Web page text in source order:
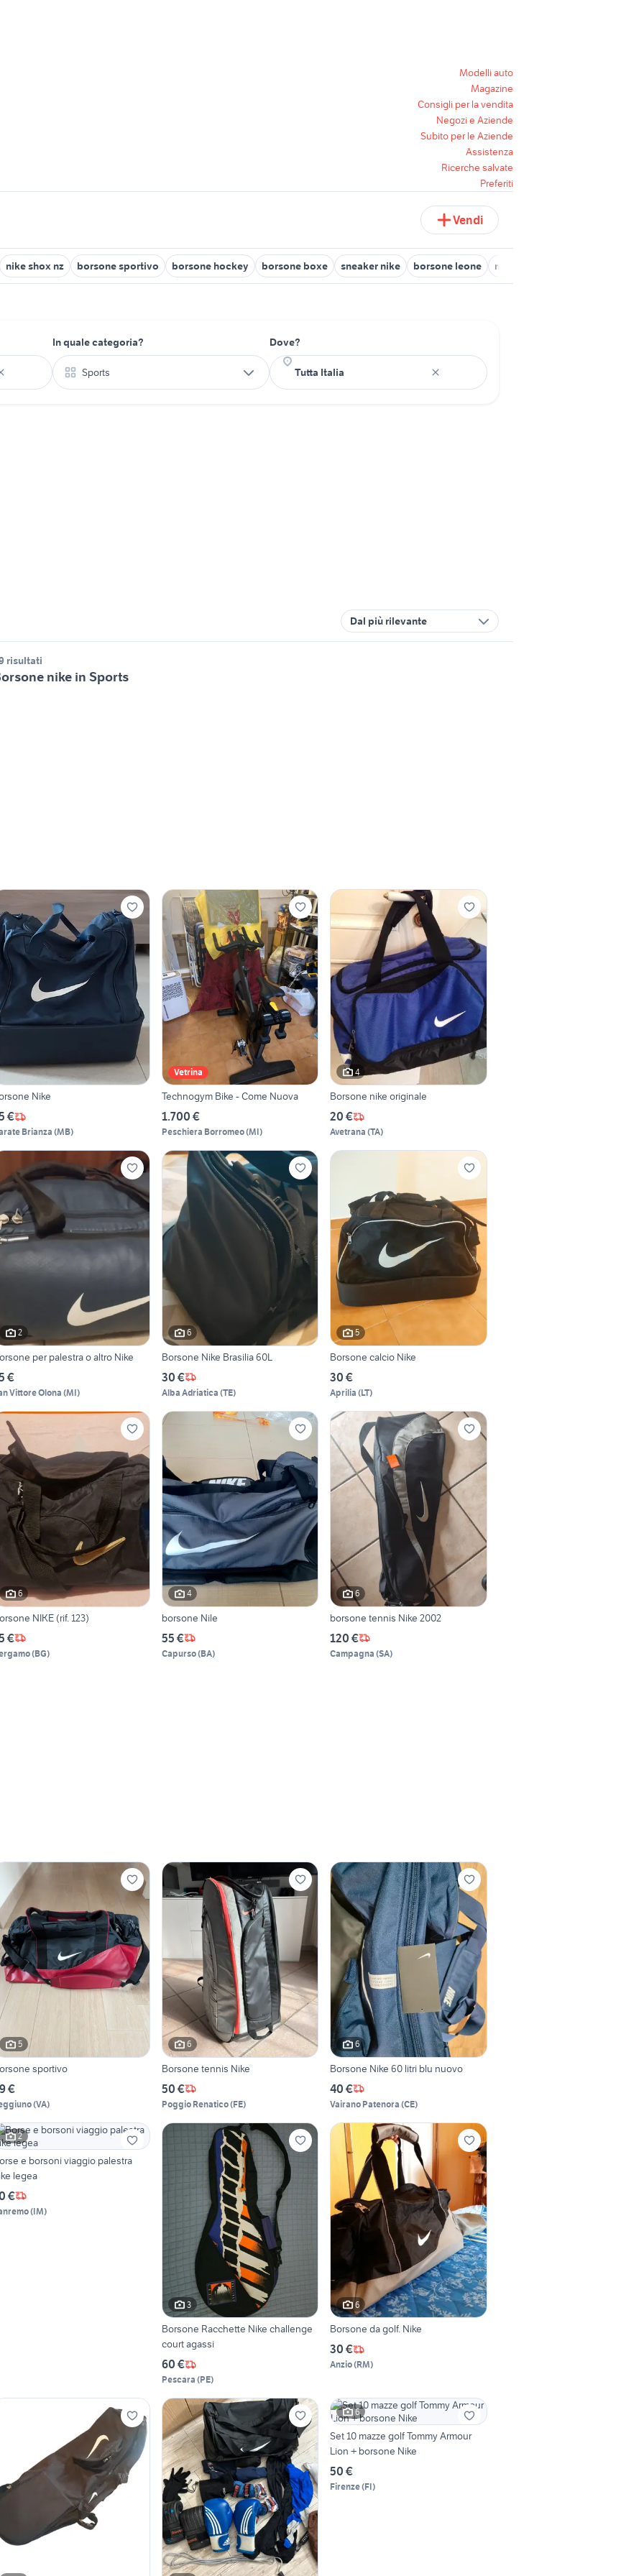
Modelli auto
Magazine
Consigli per la vendita
Negozi e Aziende
Subito per le Aziende
Assistenza
Ricerche salvate
Preferiti
Vendi
nike shox nz borsone sportivo borsone hockey borsone boxe sneaker nike borsone leone magliette nike
In quale categoria?
Sports
Dove?
Dal più rilevante
risultati
nike in Sports
Nike
€
Brianza (MB)
Vetrina
Technogym Bike - Come Nuova
1.700 €
Peschiera Borromeo(MI)
4
Borsone nike originale
20 €
Avetrana (TA)
2
Borsone per palestra o altro Nike
€
Vittore Olona (MI)
6
Borsone Nike Brasilia 60L
30 €
Alba Adriatica (TE)
5
Borsone calcio Nike
30 €
Aprilia (LT)
6
NIKE (rif. 123)
€
(BG)
4
borsone Nile
55 €
Capurso(BA)
6
borsone tennis Nike 2002
120 €
Campagna (SA)
5
sportivo
€
(VA)
6
Borsone tennis Nike
50 €
Poggio Renatico(FE)
6
Borsone Nike 60 litri blu nuovo
40 €
Vairano Patenora (CE)
2
e borsoni viaggio palestra
legea
€
(IM)
3
Borsone Racchette Nike challenge
court agassi
60 €
Pescara (PE)
6
Borsone da golf. Nike
30 €
Anzio(RM)
6
Set 10 mazze golf Tommy Armour
Lion + borsone Nike
50 €
Firenze(FI)